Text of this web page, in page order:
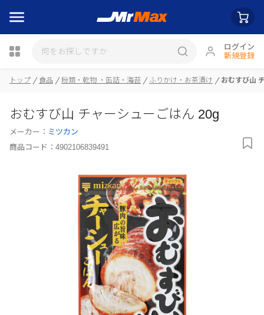
ログイン
新規登録
トップ 食品 粉類・乾物 ・缶詰・海苔 ふりかけ・お茶漬け おむすび山
おむすび山 チャーシューごはん 20g
メーカー： ミツカン
商品コード： 4902106839491